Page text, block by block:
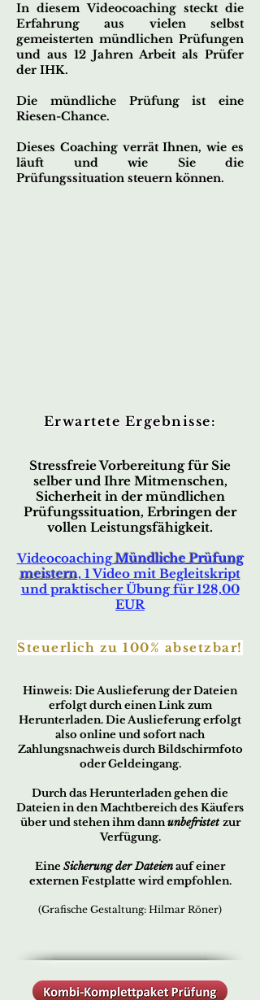
In diesem Videocoaching steckt die
Erfahrung aus vielen selbst
gemeisterten mündlichen Prüfungen
und aus 12 Jahren Arbeit als Prüfer
der IHK.
Die mündliche Prüfung ist eine
Riesen-Chance.
Dieses Coaching verrät Ihnen, wie es
läuft und wie Sie die
Prüfungssituation steuern können.
Erwartete Ergebnisse:
Stressfreie Vorbereitung für Sie
selber und Ihre Mitmenschen,
Sicherheit in der mündlichen
Prüfungssituation, Erbringen der
vollen Leistungsfähigkeit.
VideocoachingMündliche Prüfung
meistern, 1 Video mit Begleitskript
und praktischer Übung für 128,00
EUR
Steuerlich zu 100% absetzbar!
Hinweis: Die Auslieferung der Dateien
erfolgt durch einen Link zum
Herunterladen. Die Auslieferung erfolgt
also online und sofort nach
Zahlungsnachweis durch Bildschirmfoto
oder Geldeingang.
Durch das Herunterladen gehen die
Dateien in den Machtbereich des Käufers
über und stehen ihm dannunbefristetzur
Verfügung.
Eine Sicherung der Dateienauf einer
externen Festplatte wird empfohlen.
(Grafische Gestaltung: Hilmar Röner)